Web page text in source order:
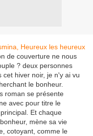
de couverture ne nous
? deux personnes
hiver noir, je n'y ai vu
le bonheur.
roman se présente
avec pour titre le
Et chaque
mène sa vie
cotoyant, comme le